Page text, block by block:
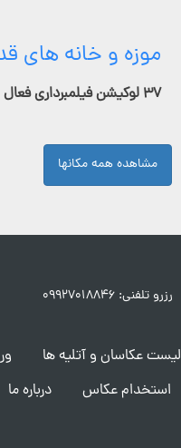
موزه و خانه های
۳۷ لوکیشن فیلمبرداری فعال
مشاهده همه مکانها
رزرو تلفنی: ۰۹۹۲۷۰۱۸۸۴۶
لیست عکاسان و آتلیه ها
استخدام عکاس
درباره ما